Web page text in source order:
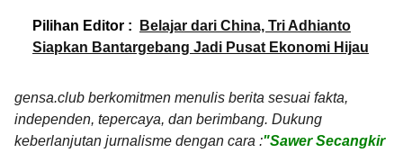
Pilihan Editor :
Belajar dari China, Tri Adhianto
Siapkan Bantargebang Jadi Pusat Ekonomi Hijau
gensa.club berkomitmen menulis berita sesuai fakta,
independen, tepercaya, dan berimbang. Dukung
keberlanjutan jurnalisme dengan cara :"Sawer Secangkir